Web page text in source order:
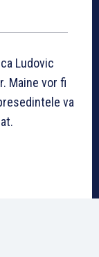
Ludovic
Maine vor fi
va